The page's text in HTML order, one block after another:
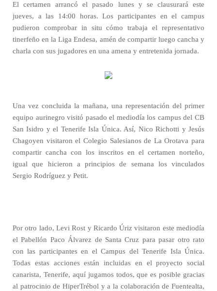
El certamen arrancó el pasado lunes y se clausurará este
jueves, a las 14:00 horas. Los participantes en el campus
pudieron comprobar in situ cómo trabaja el representativo
tinerfeño en la Liga Endesa, amén de compartir luego cancha y
charla con sus jugadores en una amena y entretenida jornada.
Una vez concluida la mañana, una representación del primer
equipo aurinegro visitó pasado el mediodía los campus del CB
San Isidro y el Tenerife Isla Única. Así, Nico Richotti y Jesús
Chagoyen visitaron el Colegio Salesianos de La Orotava para
compartir cancha con los inscritos en el certamen norteño,
igual que hicieron a principios de semana los vinculados
Sergio Rodríguez y Petit.
Por otro lado, Levi Rost y Ricardo Úriz visitaron este mediodía
el Pabellón Paco Álvarez de Santa Cruz para pasar otro rato
con las participantes en el Campus del Tenerife Isla Única.
Todas estas acciones están incluidas en el proyecto social
canarista, Tenerife, aquí jugamos todos, que es posible gracias
al patrocinio de HiperTrébol y a la colaboración de Fuentealta,